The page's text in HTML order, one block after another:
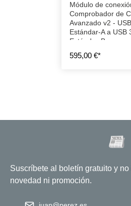
Módulo de
Comprobador de
Avanzado v2 -
Estándar-A a USB
Estándar-B
595,00 €*
Suscríbete al boletín gratuito y
novedad ni promoción.
Dirección de correo electrónico